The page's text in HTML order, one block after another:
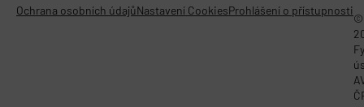
©
Ochrana osobních údajůNastavení CookiesProhlášení o přístupnosti